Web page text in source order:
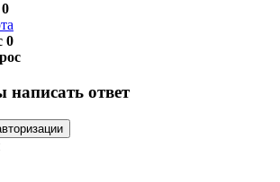
0
0
написать ответ